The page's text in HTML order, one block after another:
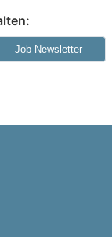
Job Newsletter